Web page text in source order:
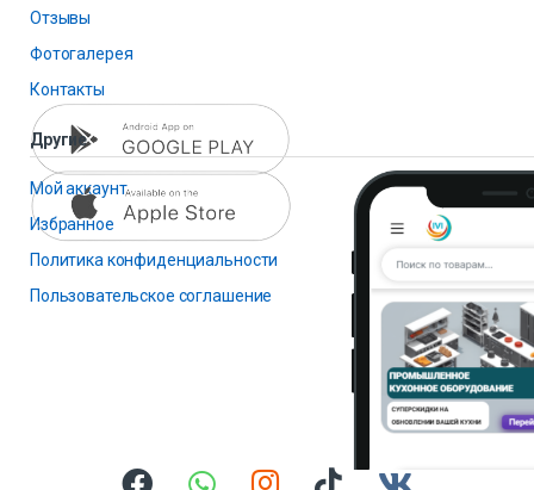
Отзывы
Фотогалерея
Контакты
Другие
Мой аккаунт
Избранное
Политика конфиденциальности
Пользовательское соглашение